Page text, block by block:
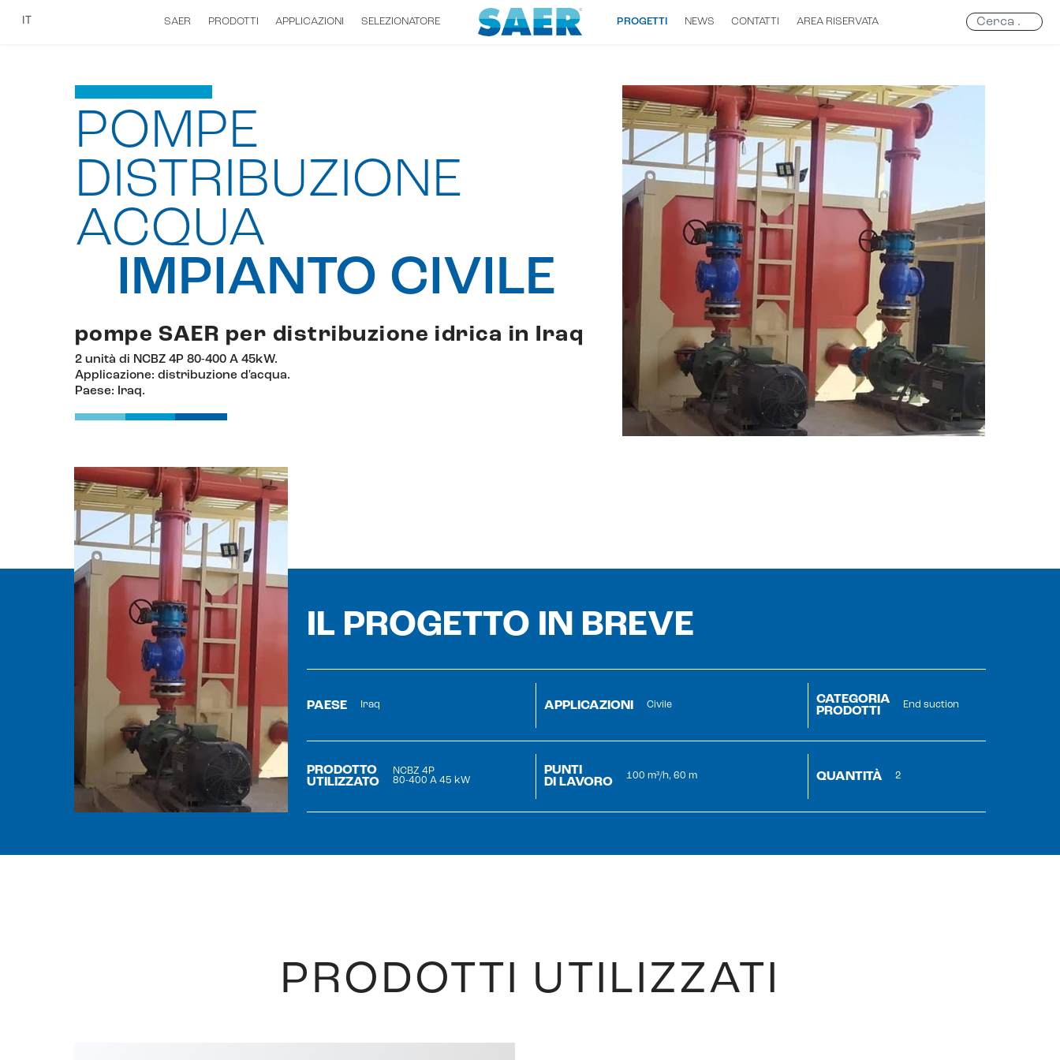
SAER PRODOTTI APPLICAZIONI SELEZIONATORE PROGETTI NEWS CONTATTI AREA RISERVATA
Search
POMPE
DISTRIBUZIONE
ACQUA
IMPIANTO CIVILE
pompe SAER per distribuzione idrica in Iraq
2 unità di NCBZ 4P 80-400 A 45kW.
Applicazione: distribuzione d'acqua.
Paese: Iraq.
IL PROGETTO IN BREVE
PAESE Iraq APPLICAZIONI Civile
CATEGORIA
PRODOTTI
End suction
PRODOTTO
UTILIZZATO
NCBZ 4P
80-400 A 45 kW
PUNTI
DI LAVORO
100 m³/h, 60 m QUANTITÀ 2
PRODOTTI UTILIZZATI